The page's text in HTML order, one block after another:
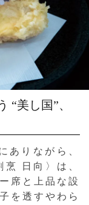
“美し国”、
ありながら、
日向〉は、
席と上品な設
を透すやわら